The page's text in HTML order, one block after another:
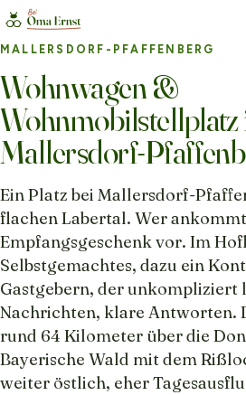
MALLERSDORF-PFAFFENBERG
Wohnwagen &
Wohnmobilstellplatz
Mallersdorf-
Ein Platz bei Mallersdorf-
flachen Labertal. Wer
Empfangsgeschenk vor. Im
Selbstgemachtes, dazu ein
Gastgebern, der unkompliziert
Nachrichten, klare Antworten.
rund 64 Kilometer über die
Bayerische Wald mit dem
weiter östlich, eher